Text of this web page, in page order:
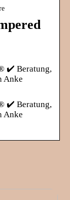
✔️ Beratung,
Anke
✔️ Beratung,
Anke